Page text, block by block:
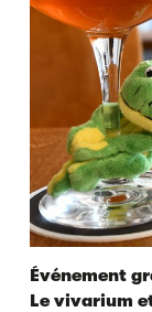
Événement
Le vivarium